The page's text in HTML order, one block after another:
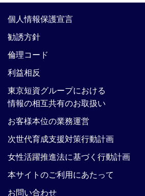
個人情報保護宣言
勧誘方針
倫理コード
利益相反
東京短資グループにおける
情報の相互共有のお取扱い
お客様本位の業務運営
次世代育成支援対策行動計画
女性活躍推進法に基づく行動計画
本サイトのご利用にあたって
お問い合わせ